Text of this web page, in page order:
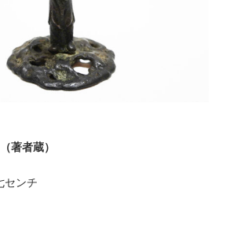
著者蔵）
センチ